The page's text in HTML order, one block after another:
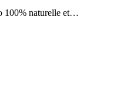
100% naturelle et…